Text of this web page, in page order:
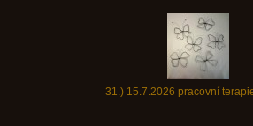
31.) 15.7.2026 pracovní